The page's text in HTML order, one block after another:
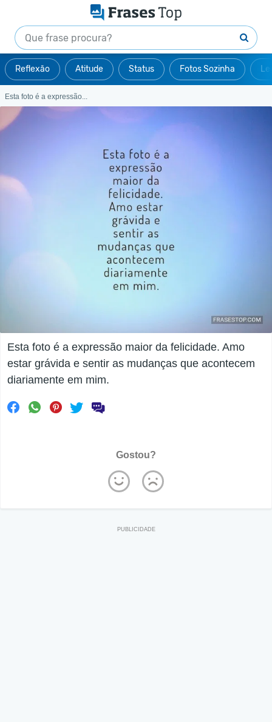
Reflexão Atitude Status Fotos Sozinha
Esta foto é a expressão...
Esta foto é a expressão maior da felicidade. Amo
estar grávida e sentir as mudanças que acontecem
diariamente em mim.
Gostou?